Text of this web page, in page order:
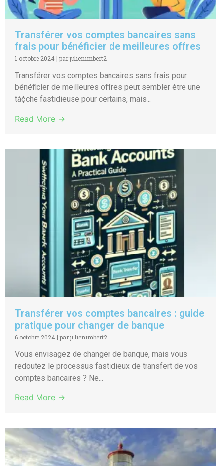
Transférer vos comptes bancaires sans
frais pour bénéficier de meilleures offres
1 octobre 2024 | par julienimbert2
Transférer vos comptes bancaires sans frais pour
bénéficier de meilleures offres peut sembler être une
tà¢che fastidieuse pour certains, mais...
Read More →
Transférer vos comptes bancaires : guide
pratique pour changer de banque
6 octobre 2024 | par julienimbert2
Vous envisagez de changer de banque, mais vous
redoutez le processus fastidieux de transfert de vos
comptes bancaires ? Ne...
Read More →